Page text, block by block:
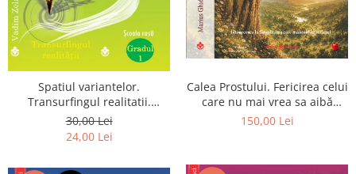
Spatiul variantelor.
Transurfingul realitatii.
Gradul 1. Cum sa ne
dezvoltam intuitia si sa ne
alegem soarta
30,00 Lei
24,00 Lei
Calea Prostului. Fericirea celui
care nu mai vrea sa aibă
dreptate - Intoarcerea la
150,00 Lei